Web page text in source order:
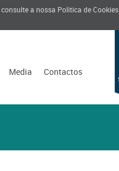
a nossa Politica de Cookies
Media Contactos